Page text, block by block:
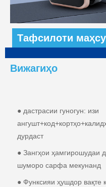
Тафсилоти
Вижагиҳо
● дастрасии гуногун: изи
дурдаст
● Зангҳои ҳамгирошудаи
шуморо сарфа мекунанд
● Функсияи ҳушдор вақте